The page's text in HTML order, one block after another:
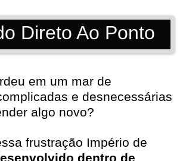
Direto Ao Ponto
em um mar de
e desnecessárias
algo novo?
frustração Império de
dentro de